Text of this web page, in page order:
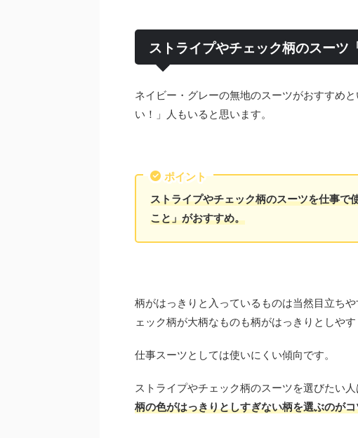
ストライプやチェック柄のスーツ
ネイビー・グレーの無地のスーツがおすすめ
い！」人もいると思います。
ポイント
ストライプやチェック柄のスーツを仕事で
こと」がおすすめ。
柄がはっきりと入っているものは当然目立ち
ェック柄が大柄なものも柄がはっきりとしやす
仕事スーツとしては使いにくい傾向です。
ストライプやチェック柄のスーツを選びたい人
柄の色がはっきりとしすぎない柄を選ぶのが